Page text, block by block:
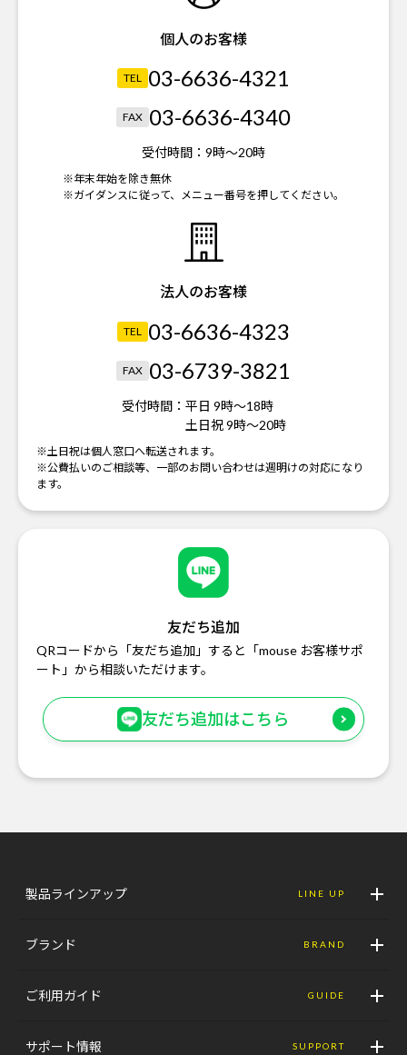
個人のお客様
TEL 03-6636-4321
FAX 03-6636-4340
受付時間： 9時～20時
※年末年始を除き無休
※ガイダンスに従って、メニュー番号を押してください。
法人のお客様
TEL 03-6636-4323
FAX 03-6739-3821
受付時間： 平日 9時～18時
土日祝 9時～20時
※土日祝は個人窓口へ転送されます。
※公費払いのご相談等、一部のお問い合わせは週明けの対応になり
ます。
友だち追加
QRコードから「友だち追加」すると「mouse お客様サポ
ート」から相談いただけます。
友だち追加はこちら
製品ラインアップ LINE UP
ブランド BRAND
ご利用ガイド GUIDE
サポート情報 SUPPORT